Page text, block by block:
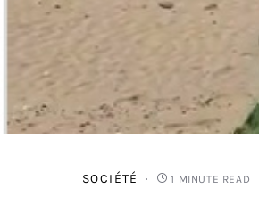
SOCIÉTÉ 1 MINUTE READ